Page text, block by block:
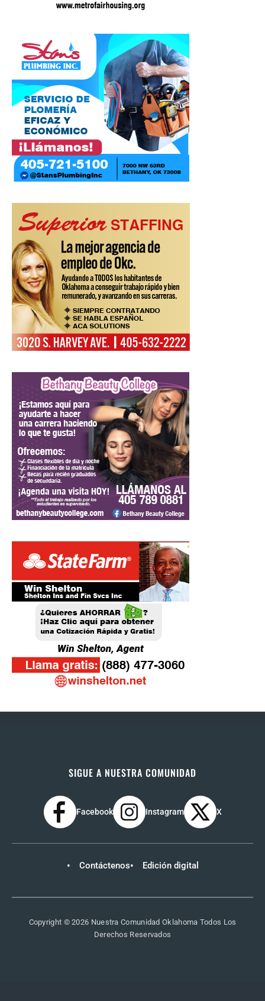
SIGUE A NUESTRA COMUNIDAD
Facebook Instagram X
Contáctenos Edición digital
Copyright © 2026 Nuestra Comunidad Oklahoma Todos Los
Derechos Reservados